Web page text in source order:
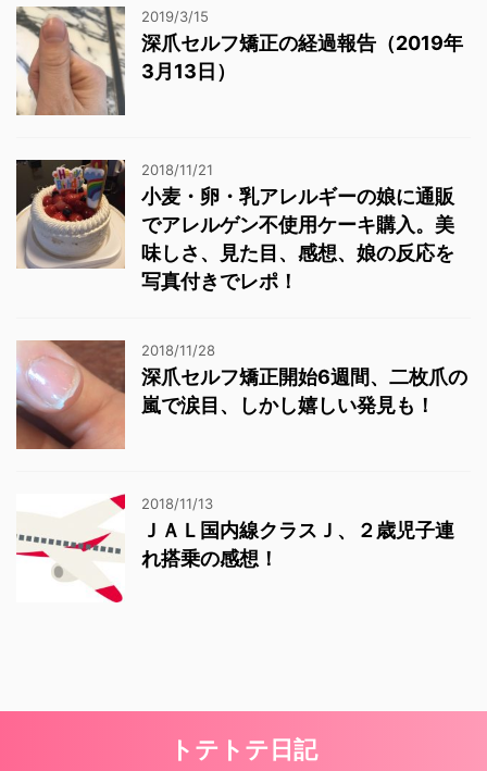
2019/3/15
深爪セルフ矯正の経過報告（2019年
3月13日）
2018/11/21
小麦・卵・乳アレルギーの娘に通販
でアレルゲン不使用ケーキ購入。美
味しさ、見た目、感想、娘の反応を
写真付きでレポ！
2018/11/28
深爪セルフ矯正開始6週間、二枚爪の
嵐で涙目、しかし嬉しい発見も！
2018/11/13
ＪＡＬ国内線クラスＪ、２歳児子連
れ搭乗の感想！
トテトテ日記